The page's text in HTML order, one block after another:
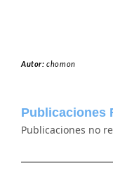
Autor:chomon
Publicaciones
Publicaciones no